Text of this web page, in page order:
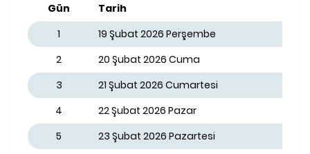
Gün Tarih
1
19 Şubat 2026 Perşembe
2
20 Şubat 2026 Cuma
3
21 Şubat 2026 Cumartesi
4
22 Şubat 2026 Pazar
5
23 Şubat 2026 Pazartesi